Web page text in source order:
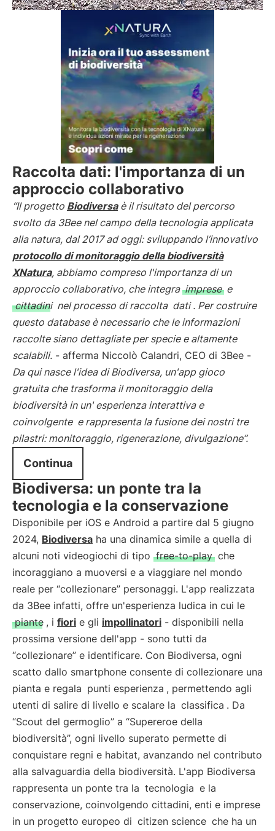
Raccolta dati: l'importanza di un
approccio collaborativo
“Il progetto Biodiversaè il risultato del percorso
svolto da 3Bee nel campo della tecnologia applicata
alla natura, dal 2017 ad oggi: sviluppando l’innovativo
protocollo di monitoraggio della biodiversità
XNatura, abbiamo compreso l'importanza di un
approccio collaborativo, che integra imprese e
cittadini nel processo di raccolta dati . Per costruire
questo database è necessario che le informazioni
raccolte siano dettagliate per specie e altamente
scalabili. - afferma Niccolò Calandri, CEO di 3Bee -
Da qui nasce l'idea di Biodiversa, un'app gioco
gratuita che trasforma il monitoraggio della
biodiversità in un' esperienza interattiva e
coinvolgente e rappresenta la fusione dei nostri tre
pilastri: monitoraggio, rigenerazione, divulgazione”.
Continua
Biodiversa: un ponte tra la
tecnologia e la conservazione
Disponibile per iOS e Android a partire dal 5 giugno
2024, Biodiversa ha una dinamica simile a quella di
alcuni noti videogiochi di tipo free-to-play che
incoraggiano a muoversi e a viaggiare nel mondo
reale per “collezionare” personaggi. L'app realizzata
da 3Bee infatti, offre un'esperienza ludica in cui le
piante , i fiori e gli impollinatori - disponibili nella
prossima versione dell'app - sono tutti da
“collezionare” e identificare. Con Biodiversa, ogni
scatto dallo smartphone consente di collezionare una
pianta e regala punti esperienza , permettendo agli
utenti di salire di livello e scalare la classifica . Da
“Scout del germoglio” a “Supereroe della
biodiversità”, ogni livello superato permette di
conquistare regni e habitat, avanzando nel contributo
alla salvaguardia della biodiversità. L'app Biodiversa
rappresenta un ponte tra la tecnologia e la
conservazione, coinvolgendo cittadini, enti e imprese
in un progetto europeo di citizen science che ha un